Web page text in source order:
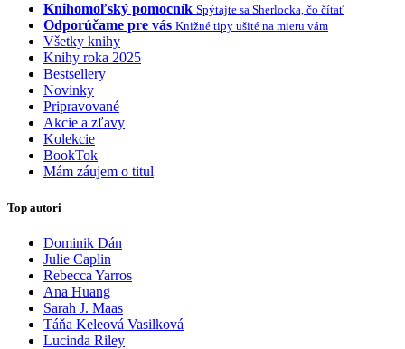
Knihomoľský pomocník Spýtajte sa Sherlocka, čo čítať
Odporúčame pre vás Knižné tipy ušité na mieru vám
Všetky knihy
Knihy roka 2025
Bestsellery
Novinky
Pripravované
Akcie a zľavy
Kolekcie
BookTok
Mám záujem o titul
Top autori
Dominik Dán
Julie Caplin
Rebecca Yarros
Ana Huang
Sarah J. Maas
Táňa Keleová Vasilková
Lucinda Riley